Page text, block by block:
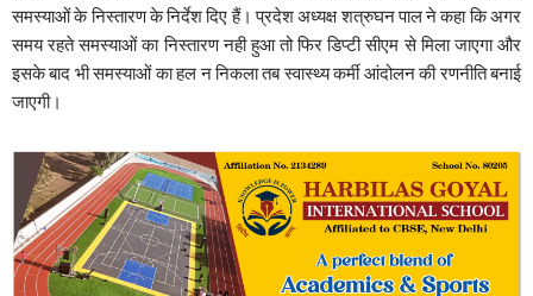
समस्याओं के निस्तारण के निर्देश दिए हैं। प्रदेश अध्यक्ष शत्रुघन पाल ने कहा कि अगर
समय रहते समस्याओं का निस्तारण नही हुआ तो फिर डिप्टी सीएम से मिला जाएगा और
इसके बाद भी समस्याओं का हल न निकला तब स्वास्थ्य कर्मी आंदोलन की रणनीति बनाई
जाएगी।